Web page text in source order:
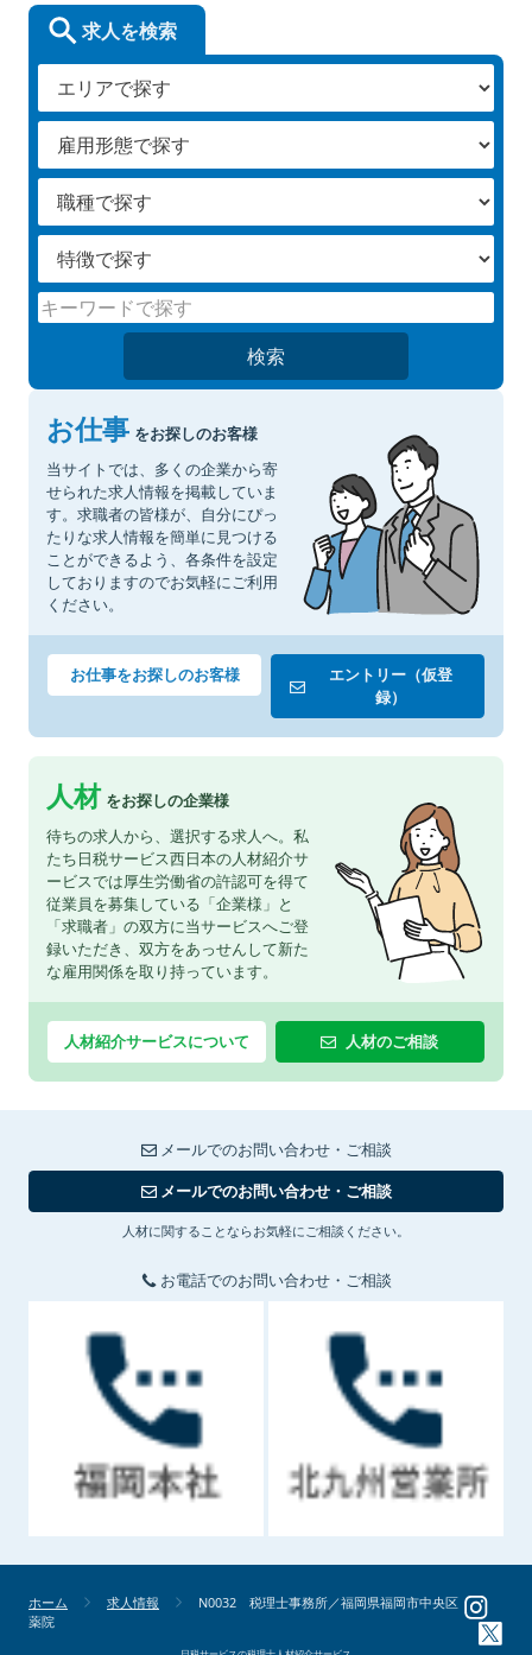
求人を検索
検索
お仕事 をお探しのお客様
当サイトでは、多くの企業から寄
せられた求人情報を掲載していま
す。求職者の皆様が、自分にぴっ
たりな求人情報を簡単に見つける
ことができるよう、各条件を設定
しておりますのでお気軽にご利用
ください。
お仕事をお探しのお客様
エントリー（仮登
録）
人材 をお探しの企業様
待ちの求人から、選択する求人へ。私
たち日税サービス西日本の人材紹介サ
ービスでは厚生労働省の許認可を得て
従業員を募集している「企業様」と
「求職者」の双方に当サービスへご登
録いただき、双方をあっせんして新た
な雇用関係を取り持っています。
人材紹介サービスについて 人材のご相談
メールでのお問い合わせ・ご相談
メールでのお問い合わせ・ご相談
人材に関することならお気軽にご相談ください。
お電話でのお問い合わせ・ご相談
ホーム 求人情報
N0032 税理士事務所／福岡県福岡市中央区
薬院